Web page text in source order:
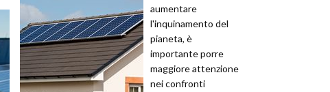
aumentare
l'inquinamento del
pianeta, è
importante porre
maggiore attenzione
nei confronti